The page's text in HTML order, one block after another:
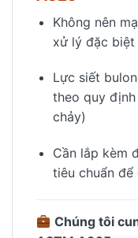
Không nên
xử lý đặc biệt
Lực siết
theo quy
chảy)
Cần lắp kèm
tiêu chuẩn
Chúng tôi